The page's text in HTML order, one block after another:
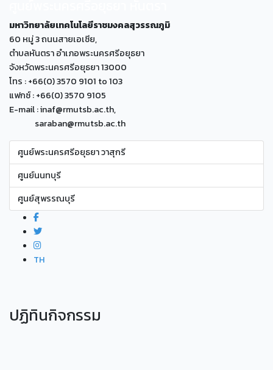
มหาวิทยาลัยเทคโนโลยีราชมงคลสุวรรณภูมิ
60 หมู่ 3 ถนนสายเอเซีย,
ตำบลหันตรา อำเภอพระนครศรีอยุธยา
จังหวัดพระนครศรีอยุธยา 13000
โทร : +66(0) 3570 9101 to 103
แฟกซ์ : +66(0) 3570 9105
E-mail : inaf@rmutsb.ac.th,
saraban@rmutsb.ac.th
ศูนย์พระนครศรีอยุธยา วาสุกรี
ศูนย์นนทบุรี
ศูนย์สุพรรณบุรี
TH
ปฏิทินกิจกรรม